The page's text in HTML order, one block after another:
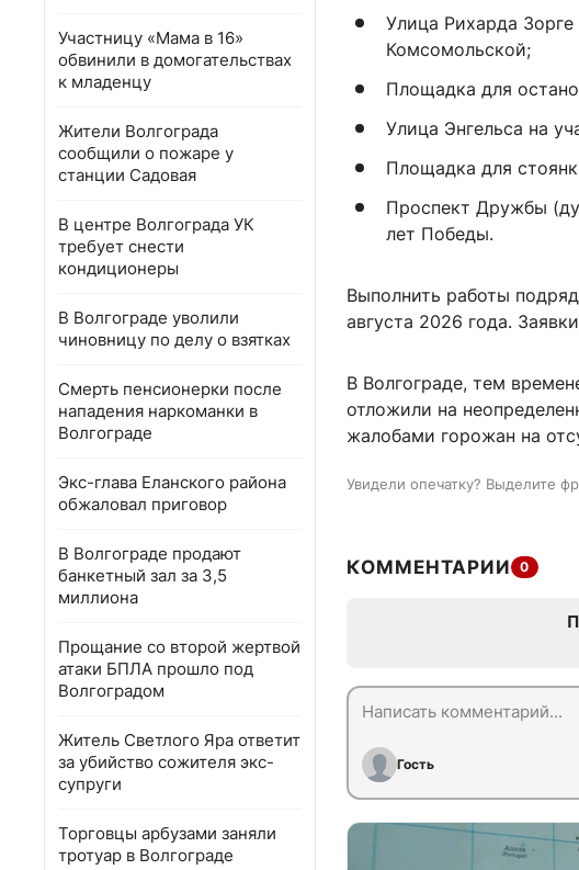
Участницу «Мама в 16»
обвинили в домогательствах
к младенцу
Жители Волгограда
сообщили о пожаре у
станции Садовая
В центре Волгограда УК
требует снести
кондиционеры
В Волгограде уволили
чиновницу по делу о взятках
Смерть пенсионерки после
нападения наркоманки в
Волгограде
Экс-глава Еланского района
обжаловал приговор
В Волгограде продают
банкетный зал за 3,5
миллиона
Прощание со второй жертвой
атаки БПЛА прошло под
Волгоградом
Житель Светлого Яра ответит
за убийство сожителя экс-
супруги
Торговцы арбузами заняли
тротуар в Волгограде
Улица Рихарда
Комсомольской;
Площадка для
Улица Энгельса на
Площадка для
Проспект Дружбы
лет Победы.
Выполнить работы
августа 2026 года.
В Волгограде, тем
отложили на
жалобами горожан на
Увидели опечатку? Выделите
КОММЕНТАРИИ 0
Гость